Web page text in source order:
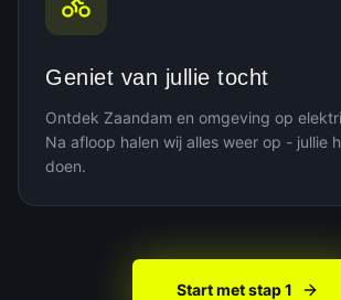
Geniet van jullie tocht
Ontdek Zaandam en omgeving op
Na afloop halen wij alles weer op - jullie
doen.
Start met stap 1